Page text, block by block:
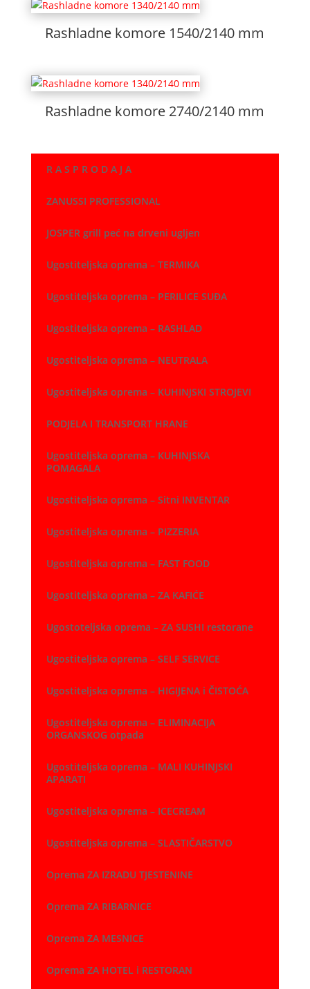
29,20 €
70,34 €
Rashladne komore 1540/2140 mm
Rashladne komore 2740/2140 mm
R A S P R O D A J A
ZANUSSI PROFESSIONAL
JOSPER grill peć na drveni ugljen
Ugostiteljska oprema – TERMIKA
Ugostiteljska oprema – PERILICE SUĐA
Ugostiteljska oprema – RASHLAD
Ugostiteljska oprema – NEUTRALA
Ugostiteljska oprema – KUHINJSKI STROJEVI
PODJELA I TRANSPORT HRANE
Ugostiteljska oprema – KUHINJSKA
POMAGALA
Ugostiteljska oprema – Sitni INVENTAR
Ugostiteljska oprema – PIZZERIA
Ugostiteljska oprema – FAST FOOD
Ugostiteljska oprema – ZA KAFIĆE
Ugostoteljska oprema – ZA SUSHI restorane
Ugostiteljska oprema – SELF SERVICE
Ugostiteljska oprema – HIGIJENA i ČISTOĆA
Ugostiteljska oprema – ELIMINACIJA
ORGANSKOG otpada
Ugostiteljska oprema – MALI KUHINJSKI
APARATI
Ugostiteljska oprema – ICECREAM
Ugostiteljska oprema – SLASTIČARSTVO
Oprema ZA IZRADU TJESTENINE
Oprema ZA RIBARNICE
Oprema ZA MESNICE
Oprema ZA HOTEL i RESTORAN